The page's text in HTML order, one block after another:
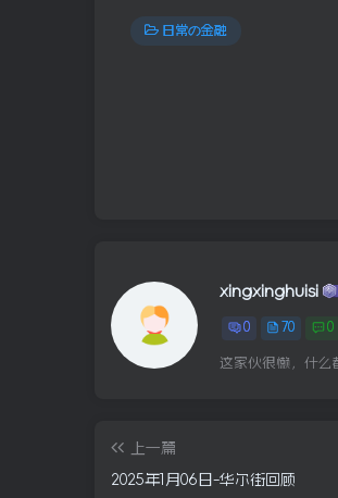
日常の金融
xingxinghuisi
0 70 0
这家伙很懒，什么
上一篇
2025年1月06日-华尔街回顾